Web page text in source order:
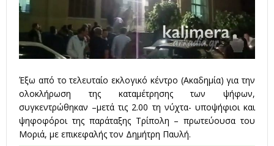
Έξω από το τελευταίο εκλογικό κέντρο (Ακαδημία) για την
ολοκλήρωση της καταμέτρησης των ψήφων,
συγκεντρώθηκαν –μετά τις 2.00 τη νύχτα- υποψήφιοι και
ψηφοφόροι της παράταξης Τρίπολη – πρωτεύουσα του
Μοριά, με επικεφαλής τον Δημήτρη Παυλή.